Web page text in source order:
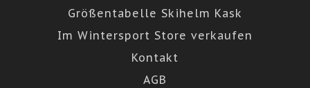
Größentabelle Skihelm Kask
Im Wintersport Store verkaufen
Kontakt
AGB